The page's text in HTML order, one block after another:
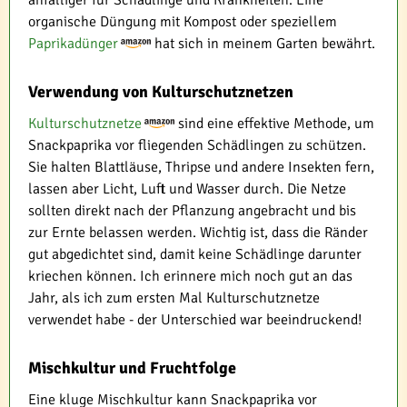
organische Düngung mit Kompost oder speziellem
Paprikadünger
hat sich in meinem Garten bewährt.
Verwendung von Kulturschutznetzen
Kulturschutznetze
sind eine effektive Methode, um
Snackpaprika vor fliegenden Schädlingen zu schützen.
Sie halten Blattläuse, Thripse und andere Insekten fern,
lassen aber Licht, Luft und Wasser durch. Die Netze
sollten direkt nach der Pflanzung angebracht und bis
zur Ernte belassen werden. Wichtig ist, dass die Ränder
gut abgedichtet sind, damit keine Schädlinge darunter
kriechen können. Ich erinnere mich noch gut an das
Jahr, als ich zum ersten Mal Kulturschutznetze
verwendet habe - der Unterschied war beeindruckend!
Mischkultur und Fruchtfolge
Eine kluge Mischkultur kann Snackpaprika vor